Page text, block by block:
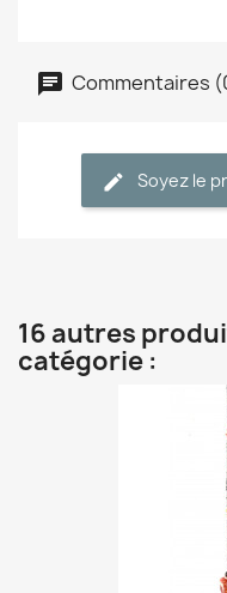
Commentaires
Soyez le
16 autres
catégorie :